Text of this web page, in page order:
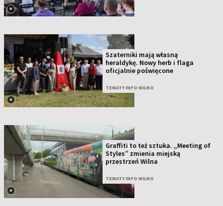
Szaterniki mają własną
heraldykę. Nowy herb i flaga
oficjalnie poświęcone
TEMATY INFO WILNO
Graffiti to też sztuka. „Meeting of
Styles” zmienia miejską
przestrzeń Wilna
TEMATY INFO WILNO